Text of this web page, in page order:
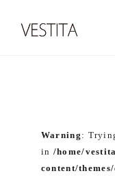
Warning :
in /home/
content/